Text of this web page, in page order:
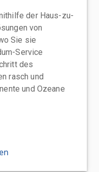
der Haus-zu-
von
Sie sie
Service
des
rasch und
und Ozeane